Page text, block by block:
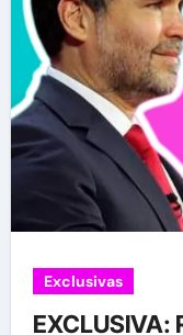
Exclusivas
EXCLUSIVA: